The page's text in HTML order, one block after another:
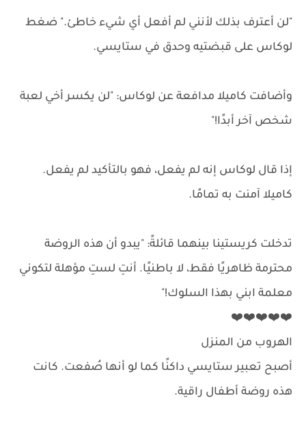
"لن أعترف بذلك لأنني لم أفعل أي شيء خاطئ." ضغط
لوكاس على قبضتيه وحدق في ستايسي.
وأضافت كاميلا مدافعة عن لوكاس: "لن يكسر أخي لعبة
شخص آخر أبدًا!"
إذا قال لوكاس إنه لم يفعل، فهو بالتأكيد لم يفعل.
كاميلا آمنت به تمامًا.
تدخلت كريستينا بينهما قائلةً: "يبدو أن هذه الروضة
محترمة ظاهريًا فقط، لا باطنيًا. أنتِ لستِ مؤهلة لتكوني
معلمة ابني بهذا السلوك!"
❤️❤️❤️❤️❤️
الهروب من المنزل
أصبح تعبير ستايسي داكنًا كما لو أنها صُفعت. كانت
هذه روضة أطفال راقية.